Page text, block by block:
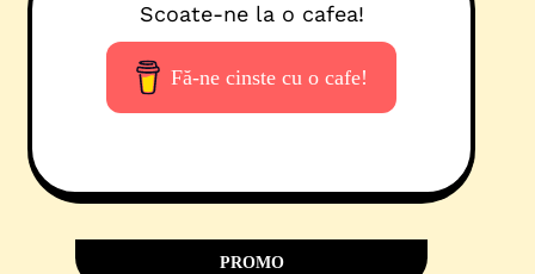
Scoate-ne la o cafea!
Fă-ne cinste cu o cafe!
PROMO